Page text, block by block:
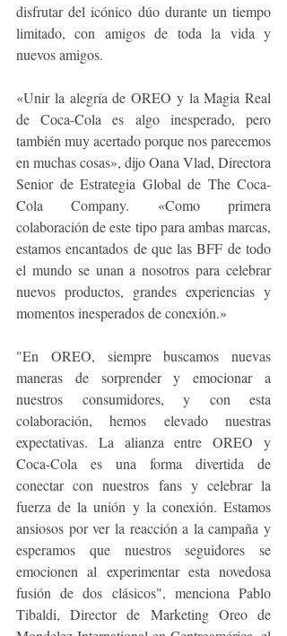
disfrutar del icónico dúo durante un tiempo
limitado, con amigos de toda la vida y
nuevos amigos.
«Unir la alegría de OREO y la Magia Real
de Coca-Cola es algo inesperado, pero
también muy acertado porque nos parecemos
en muchas cosas», dijo Oana Vlad, Directora
Senior de Estrategia Global de The Coca-
Cola Company. «Como primera
colaboración de este tipo para ambas marcas,
estamos encantados de que las BFF de todo
el mundo se unan a nosotros para celebrar
nuevos productos, grandes experiencias y
momentos inesperados de conexión.»
"En OREO, siempre buscamos nuevas
maneras de sorprender y emocionar a
nuestros consumidores, y con esta
colaboración, hemos elevado nuestras
expectativas. La alianza entre OREO y
Coca-Cola es una forma divertida de
conectar con nuestros fans y celebrar la
fuerza de la unión y la conexión. Estamos
ansiosos por ver la reacción a la campaña y
esperamos que nuestros seguidores se
emocionen al experimentar esta novedosa
fusión de dos clásicos", menciona Pablo
Tibaldi, Director de Marketing Oreo de